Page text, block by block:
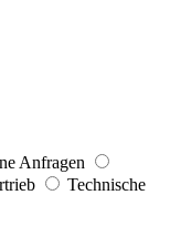
Anfragen
Technische